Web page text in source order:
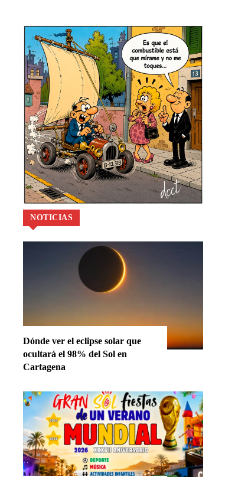
NOTICIAS
Dónde ver el eclipse solar que
ocultará el 98% del Sol en
Cartagena